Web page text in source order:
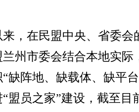
，在民盟中央、省委会
州市委会结合本地实际
缺阵地、缺载体、缺平
盟员之家”建设，截至目